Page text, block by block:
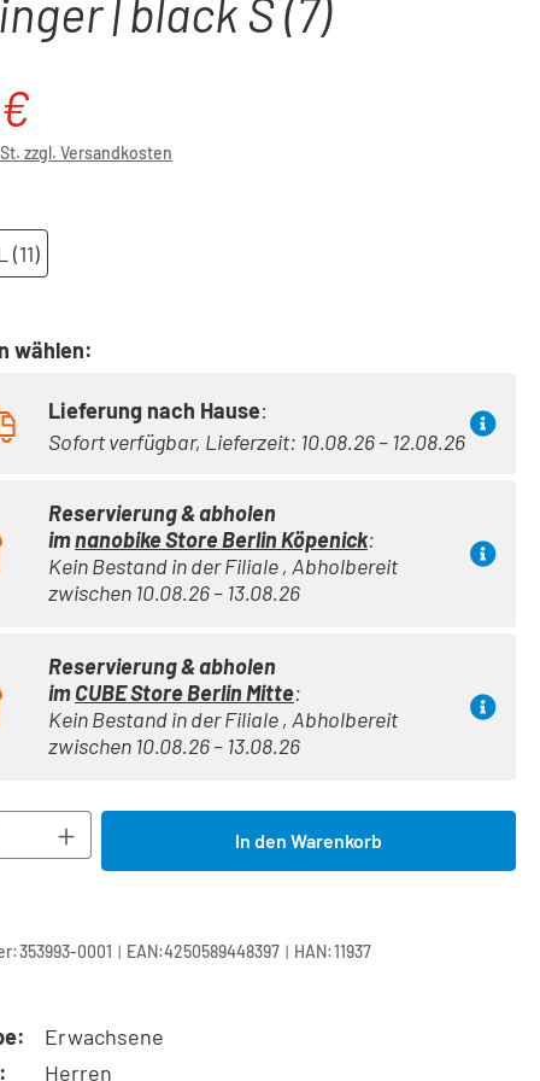
| black S (7)
zzgl. Versandkosten
(11)
wählen:
Lieferung nach Hause:
Sofort verfügbar, Lieferzeit: 10.08.26 – 12.08.26
Reservierung & abholen
imnanobike Store Berlin Köpenick:
Kein Bestand in der Filiale , Abholbereit
zwischen 10.08.26 – 13.08.26
Reservierung & abholen
imCUBE Store Berlin Mitte:
Kein Bestand in der Filiale , Abholbereit
zwischen 10.08.26 – 13.08.26
Gib den gewünschten Wert ein
In den Warenkorb
353993-0001 | EAN:4250589448397 | HAN:11937
Erwachsene
Herren